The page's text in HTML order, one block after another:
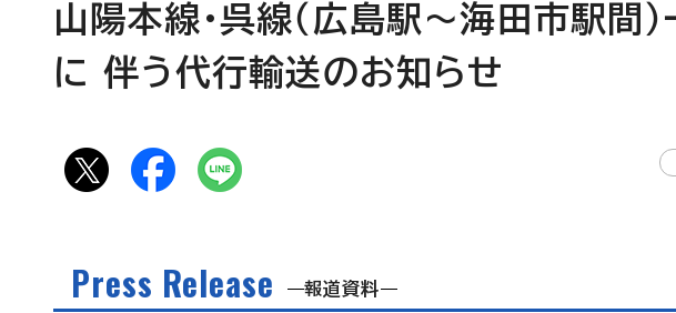
山陽本線・呉線（広島駅～海田市駅間
に 伴う代行輸送のお知らせ
Press Release 報道資料